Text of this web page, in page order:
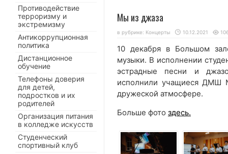
Мы из джаза
в рубрике: Концерты 10.12.2021
10 декабря в Большом
музыки. В исполнении
эстрадные песни и
исполнили учащиеся
дружеской атмосфере.
Больше фото здесь.
Противодействие
терроризму и
экстремизму
Антикоррупционная
политика
Дистанционное
обучение
Телефоны доверия
для детей,
подростков и их
родителей
Организация питания
в колледже искусств
Студенческий
спортивный клуб